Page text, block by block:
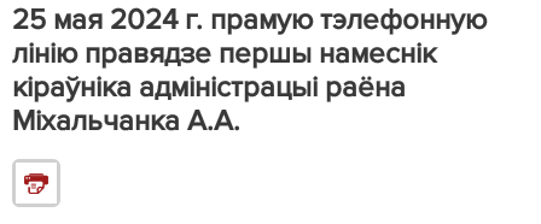
25 мая 2024 г. прамую тэлефонную
лінію правядзе першы намеснік
кіраўніка адміністрацыі раёна
Міхальчанка А.А.